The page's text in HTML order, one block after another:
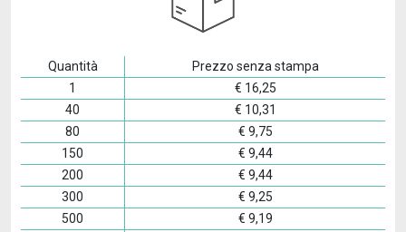
Quantità
Prezzo senza stampa
1
€ 16,25
40
€ 10,31
80
€ 9,75
150
€ 9,44
200
€ 9,44
300
€ 9,25
500
€ 9,19